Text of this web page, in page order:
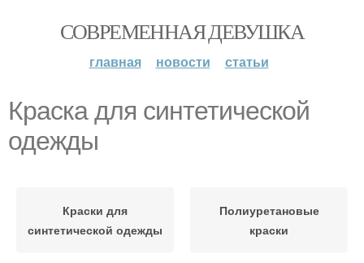
СОВРЕМЕННАЯ ДЕВУШКА
главная новости статьи
Краска для синтетической
одежды
Краски для
синтетической одежды
Полиуретановые
краски